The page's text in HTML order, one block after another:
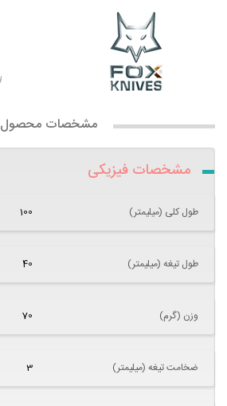
مشخصات محصول
مشخصات فیزیکی
طول کلی (میلیمتر) 100
طول تیغه (میلیمتر) 40
وزن (گرم) 70
ضخامت تیغه (میلیمتر) 3